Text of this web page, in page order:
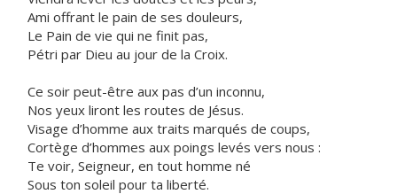
Ami offrant le pain de ses douleurs,
Le Pain de vie qui ne finit pas,
Pétri par Dieu au jour de la Croix.
Ce soir peut-être aux pas d’un inconnu,
Nos yeux liront les routes de Jésus.
Visage d’homme aux traits marqués de coups,
Cortège d’hommes aux poings levés vers nous :
Te voir, Seigneur, en tout homme né
Sous ton soleil pour ta liberté.